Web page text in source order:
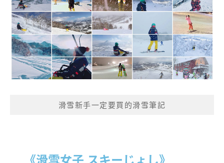
滑雪新手一定要買的滑雪筆記